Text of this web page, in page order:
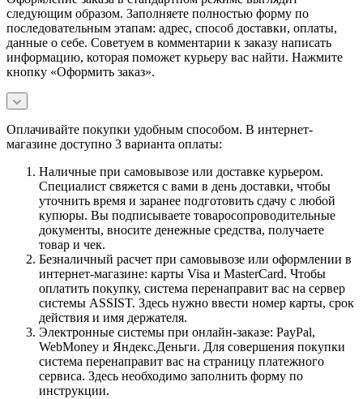
следующим образом. Заполняете полностью форму по
последовательным этапам: адрес, способ доставки, оплаты,
данные о себе. Советуем в комментарии к заказу написать
информацию, которая поможет курьеру вас найти. Нажмите
кнопку «Оформить заказ».
Оплачивайте покупки удобным способом. В интернет-
магазине доступно 3 варианта оплаты:
Наличные при самовывозе или доставке курьером.
Специалист свяжется с вами в день доставки, чтобы
уточнить время и заранее подготовить сдачу с любой
купюры. Вы подписываете товаросопроводительные
документы, вносите денежные средства, получаете
товар и чек.
Безналичный расчет при самовывозе или оформлении в
интернет-магазине: карты Visa и MasterCard. Чтобы
оплатить покупку, система перенаправит вас на сервер
системы ASSIST. Здесь нужно ввести номер карты, срок
действия и имя держателя.
Электронные системы при онлайн-заказе: PayPal,
WebMoney и Яндекс.Деньги. Для совершения покупки
система перенаправит вас на страницу платежного
сервиса. Здесь необходимо заполнить форму по
инструкции.